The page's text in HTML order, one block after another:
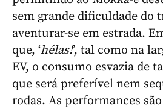
sem grande dificuldade do
aventurar-se em estrada.
que, ‘hélas!’, tal como na
EV, o consumo esvazia de
que será preferível nem
rodas. As performances